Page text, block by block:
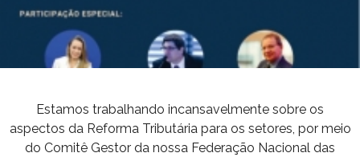
Estamos trabalhando incansavelmente sobre os
aspectos da Reforma Tributária para os setores, por meio
do Comitê Gestor da nossa Federação Nacional das